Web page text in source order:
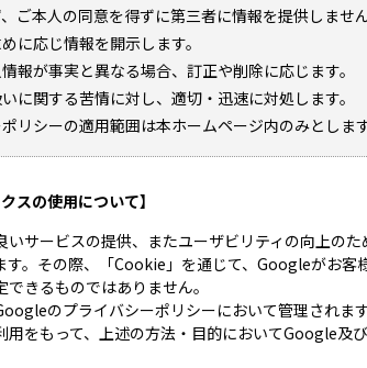
ご本人の同意を得ずに第三者に情報を提供しません
に応じ情報を開示します。
報が事実と異なる場合、訂正や削除に応じます。
に関する苦情に対し、適切・迅速に対処します。
リシーの適用範囲は本ホームページ内のみとします
スの使用について】
いサービスの提供、またユーザビリティの向上の
す。その際、「Cookie」を通じて、Googleがお
きるものではありません。
のプライバシーポリシーにおいて管理されます
用をもって、上述の方法・目的においてGoogle及